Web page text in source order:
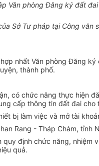
Văn phòng Đăng ký đất
Sở Tư pháp tại Công văn
nhất Văn phòng Đăng
thành phố.
có chức năng thực hiện
cấp thông tin đất đai
bị làm việc và mở tài
Rang - Tháp Chàm, tỉnh
định chức năng, nhiệm
quả.